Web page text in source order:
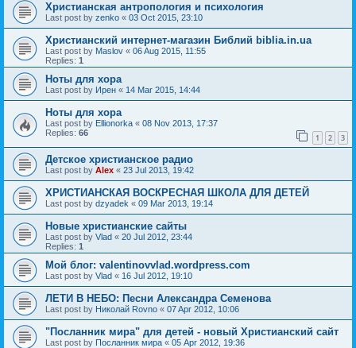
Христианская антропология и психология
Last post by zenko « 03 Oct 2015, 23:10
Христианский интернет-магазин Библий biblia.in.ua
Last post by Maslov « 06 Aug 2015, 11:55
Replies: 1
Ноты для хора
Last post by Ирен « 14 Mar 2015, 14:44
Ноты для хора
Last post by Ellionorka « 08 Nov 2013, 17:37
Replies: 66 1 2 3
Детское христианское радио
Last post by Alex « 23 Jul 2013, 19:42
ХРИСТИАНСКАЯ ВОСКРЕСНАЯ ШКОЛА ДЛЯ ДЕТЕЙ
Last post by dzyadek « 09 Mar 2013, 19:14
Новые христианские сайты
Last post by Vlad « 20 Jul 2012, 23:44
Replies: 1
Мой блог: valentinovvlad.wordpress.com
Last post by Vlad « 16 Jul 2012, 19:10
ЛЕТИ В НЕБО: Песни Александра Семенова
Last post by Николай Rovno « 07 Apr 2012, 10:06
"Посланник мира" для детей - новый Христианский сайт
Last post by Посланник мира « 05 Apr 2012, 19:36